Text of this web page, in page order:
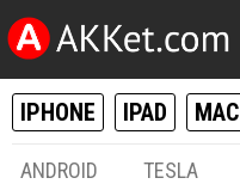
IPHONE IPAD MAC
ANDROID TESLA